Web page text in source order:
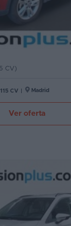
CV)
115 CV Madrid
Ver oferta